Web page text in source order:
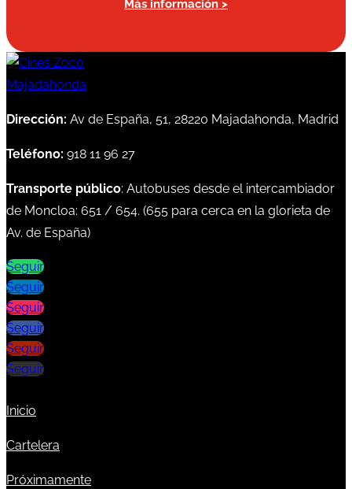
Más información >
Dirección: Av de España, 51, 28220 Majadahonda, Madrid
Teléfono: 918 11 96 27
Transporte público: Autobuses desde el intercambiador
de Moncloa: 651 / 654. (655 para cerca en la glorieta de
Av. de España)
Seguir
Seguir
Seguir
Seguir
Seguir
Seguir
Inicio
Cartelera
Próximamente